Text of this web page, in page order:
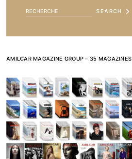
SEARCH
AMILCAR MAGAZINE GROUP – 35 MAGAZINES